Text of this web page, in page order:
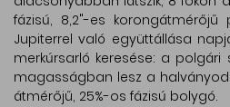
fázisú, 8,2"-es
Jupiterrel való együttállása
merkúrsarló keresése: a polgári
magasságban lesz a
átmérőjű, 25%-os fázisú bolygó.